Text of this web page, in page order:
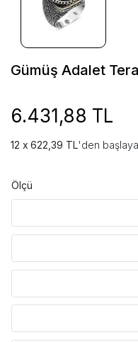
Gümüş Adalet
6.431,88 TL
622,39 TL'den
Ölçü